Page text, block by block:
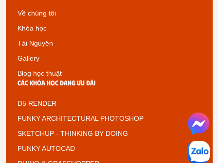
Về chúng tôi
Khóa học
Tài Nguyên
Gallery
Blog học thuật
Các khóa học đang ưu đãi
D5 RENDER
FUNKY ARCHITECTURAL PHOTOSHOP
SKETCHUP - THINKING BY DOING
FUNKY AUTOCAD